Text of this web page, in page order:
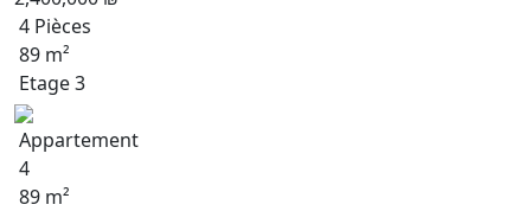
4 Pièces
89 m²
Etage 3
Appartement
4
89 m²